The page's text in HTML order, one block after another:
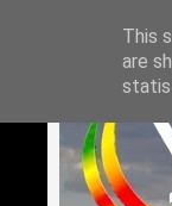
This
are